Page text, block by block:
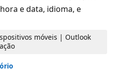
e data, idioma, e
móveis | Outlook